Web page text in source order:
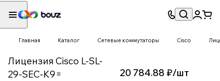
Главная Каталог Сетевые коммутаторы Cisco
Лицензия Cisco L-SL-
29-SEC-K9=
20 784.88 ₽/шт